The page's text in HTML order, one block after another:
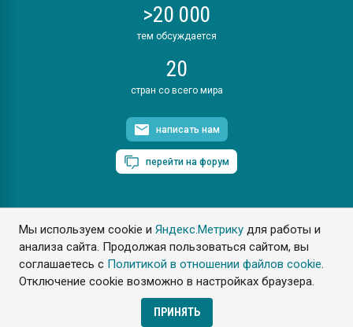
Мы используем cookie иЯндекс.Метрику для работы и
анализа сайта. Продолжая пользоваться сайтом, вы
соглашаетесь с Политикой в отношении файлов cookie.
Отключение cookie возможно в настройках браузера.
ПРИНЯТЬ
>20 000
тем обсуждается
20
стран со всего мира
написать нам
перейти на форум
ПластЭксперт © 2006. Все права защищены
Разрешается копирование материалов сайта с обязательной
ссылкой на www.e-plastic.ru
Разработка сайта